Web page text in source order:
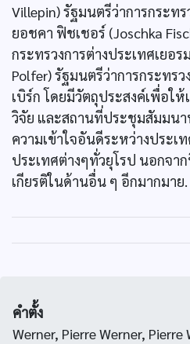
Villepin) รัฐมนตรีว่าการกระท
ยอชคา ฟิชเชอร์ (Joschka
กระทรวงการต่างประเทศเยอ
Polfer) รัฐมนตรีว่าการกระทร
เบิร์ก โดยมีวัตถุประสงค์เพื่อใ
วิจัย และสถานที่ประชุมสัมมนา
ความเข้าใจอันดีระหว่างประเ
ประเทศต่างๆทั่วยุโรป นอกจา
เกียรติในด้านอื่น ๆ อีกมากมาย.
คำตั้ง
Werner, Pierre Werner, Pierre